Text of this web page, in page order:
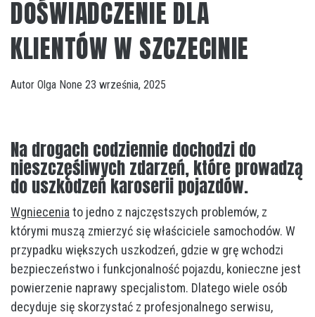
DOŚWIADCZENIE DLA
KLIENTÓW W SZCZECINIE
Autor Olga None 23 września, 2025
Na drogach codziennie dochodzi do
nieszczęśliwych zdarzeń, które prowadzą
do uszkodzeń karoserii pojazdów.
Wgniecenia to jedno z najczęstszych problemów, z
którymi muszą zmierzyć się właściciele samochodów. W
przypadku większych uszkodzeń, gdzie w grę wchodzi
bezpieczeństwo i funkcjonalność pojazdu, konieczne jest
powierzenie naprawy specjalistom. Dlatego wiele osób
decyduje się skorzystać z profesjonalnego serwisu,